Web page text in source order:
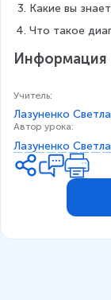
Какие вы
Что такое
Информация
Учитель:
Лазуненко
Автор урока:
Лазуненко